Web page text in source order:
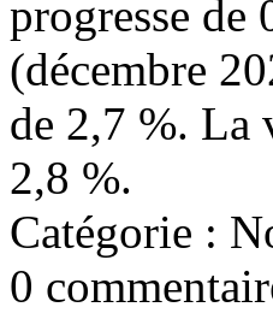
progresse de
(décembre
de 2,7 %. La
2,8 %.
Catégorie :
0